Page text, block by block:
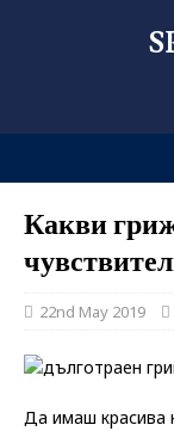
Какви
22nd May 2019
Да имаш красива